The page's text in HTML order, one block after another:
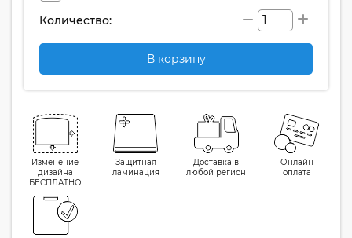
Количество:
В корзину
Изменение
дизайна
БЕСПЛАТНО
Защитная
ламинация
Доставка в
любой регион
Онлайн
оплата